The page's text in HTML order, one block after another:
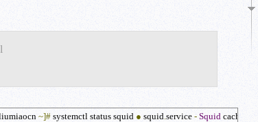
~]# systemctl status squid ● squid.service - Squid caching